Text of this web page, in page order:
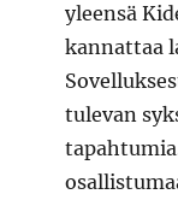
yleensä
kannattaa
tulevan